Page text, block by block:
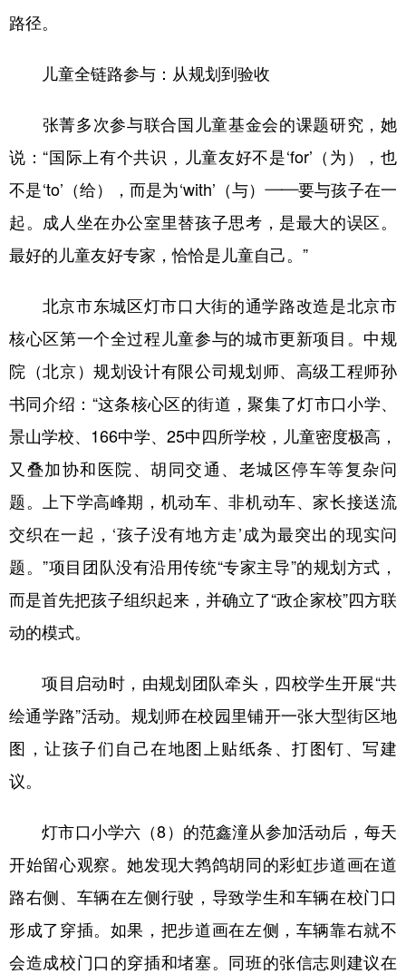
路径。
儿童全链路参与 ： 从规划到验收
张菁多次参与联合国儿童基金会的课题研究，她
说：“国际上有个共识，儿童友好不是‘for’（为），也
不是‘to’（给），而是为‘with’（与）——要与孩子在一
起。成人坐在办公室里替孩子思考，是最大的误区。
最好的儿童友好专家，恰恰是儿童自己。”
北京市东城区灯市口大街的通学路改造是北京市
核心区第一个全过程儿童参与的城市更新项目。中规
院（北京）规划设计有限公司规划师、高级工程师孙
书同介绍：“这条核心区的街道，聚集了灯市口小学、
景山学校、166中学、25中四所学校，儿童密度极高，
又叠加协和医院、胡同交通、老城区停车等复杂问
题。上下学高峰期，机动车、非机动车、家长接送流
交织在一起，‘孩子没有地方走’成为最突出的现实问
题。”项目团队没有沿用传统“专家主导”的规划方式，
而是首先把孩子组织起来，并确立了“政企家校”四方联
动的模式。
项目启动时，由规划团队牵头，四校学生开展“共
绘通学路”活动。规划师在校园里铺开一张大型街区地
图，让孩子们自己在地图上贴纸条、打图钉、写建
议。
灯市口小学六（8）的范鑫潼从参加活动后，每天
开始留心观察。她发现大鹁鸽胡同的彩虹步道画在道
路右侧、车辆在左侧行驶，导致学生和车辆在校门口
形成了穿插。如果，把步道画在左侧，车辆靠右就不
会造成校门口的穿插和堵塞。同班的张信志则建议在